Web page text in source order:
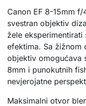
Canon EF 8-15mm
svestran objektiv
žele
efektima. Sa žižnom
objektiv omogućava
8mm i punokutnih
nevjerojatne
Maksimalni otvor